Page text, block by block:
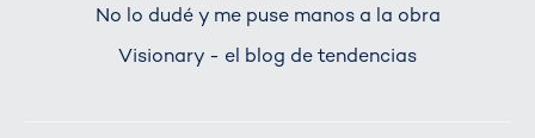
No lo dudé y me puse manos a la obra
Visionary - el blog de tendencias